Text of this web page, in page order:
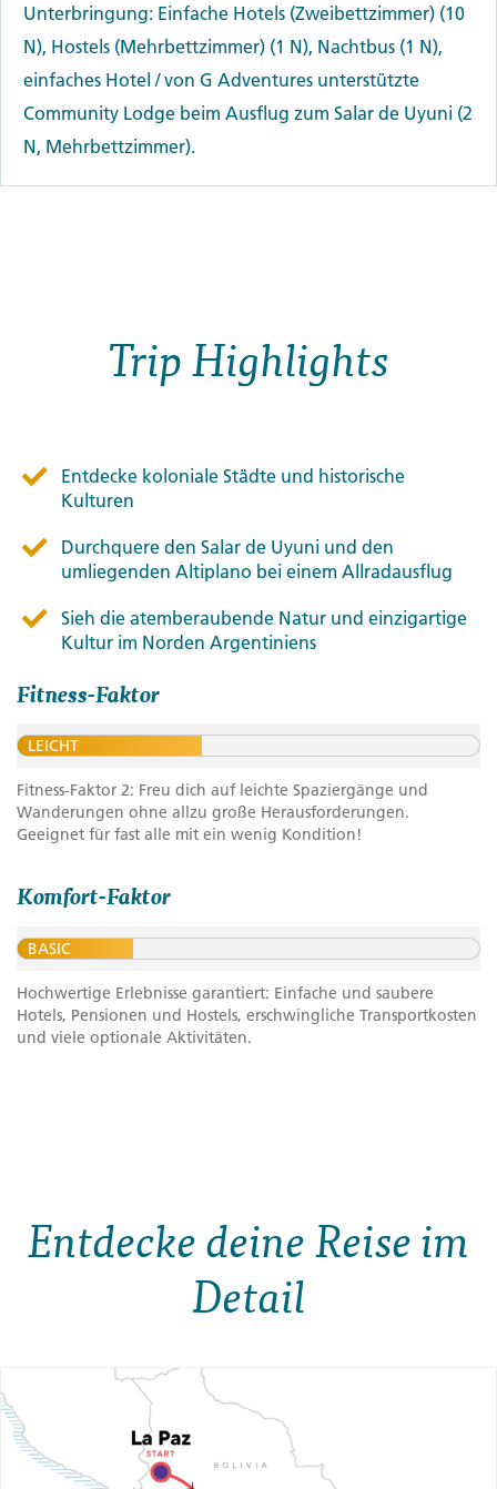
Unterbringung: Einfache Hotels (Zweibettzimmer) (10
N), Hostels (Mehrbettzimmer) (1 N), Nachtbus (1 N),
einfaches Hotel / von G Adventures unterstützte
Community Lodge beim Ausflug zum Salar de Uyuni (2
N, Mehrbettzimmer).
Trip Highlights
Entdecke koloniale Städte und historische
Kulturen
Durchquere den Salar de Uyuni und den
umliegenden Altiplano bei einem Allradausflug
Sieh die atemberaubende Natur und einzigartige
Kultur im Norden Argentiniens
Fitness-Faktor
LEICHT
Fitness-Faktor 2: Freu dich auf leichte Spaziergänge und
Wanderungen ohne allzu große Herausforderungen.
Geeignet für fast alle mit ein wenig Kondition!
Komfort-Faktor
BASIC
Hochwertige Erlebnisse garantiert: Einfache und saubere
Hotels, Pensionen und Hostels, erschwingliche Transportkosten
und viele optionale Aktivitäten.
Entdecke deine Reise im
Detail